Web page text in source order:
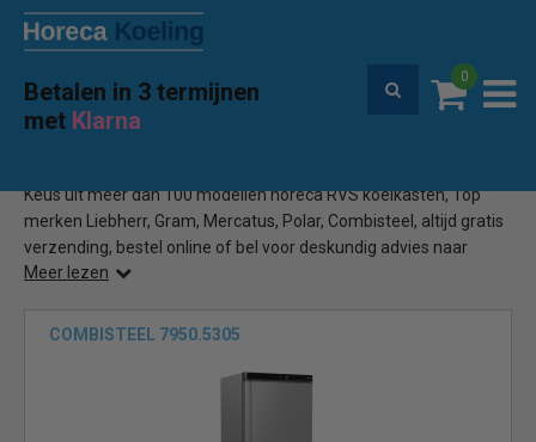
Betalen in 3 termijnen
met Klarna
0
Premium service en garantie
Home Horeca RVS koelkasten
Keus uit meer dan 100 modellen horeca RVS koelkasten, Top
merken Liebherr, Gram, Mercatus, Polar, Combisteel, altijd gratis
verzending, bestel online of bel voor deskundig advies naar
Horecakoeling.be
Meer lezen
COMBISTEEL 7950.5305